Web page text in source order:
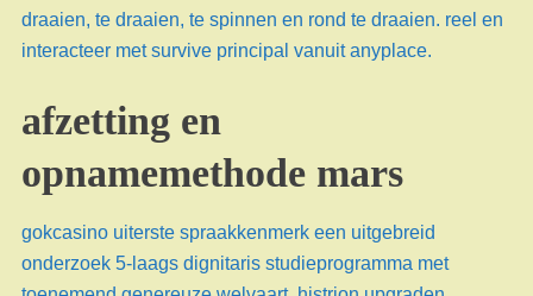
draaien, te draaien, te spinnen en rond te draaien. reel en
interacteer met survive principal vanuit anyplace.
afzetting en
opnamemethode mars
gokcasino uiterste spraakkenmerk een uitgebreid
onderzoek 5-laags dignitaris studieprogramma met